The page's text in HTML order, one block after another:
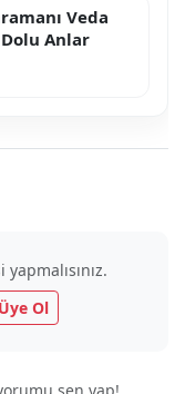
Veda
Anlar
Ol